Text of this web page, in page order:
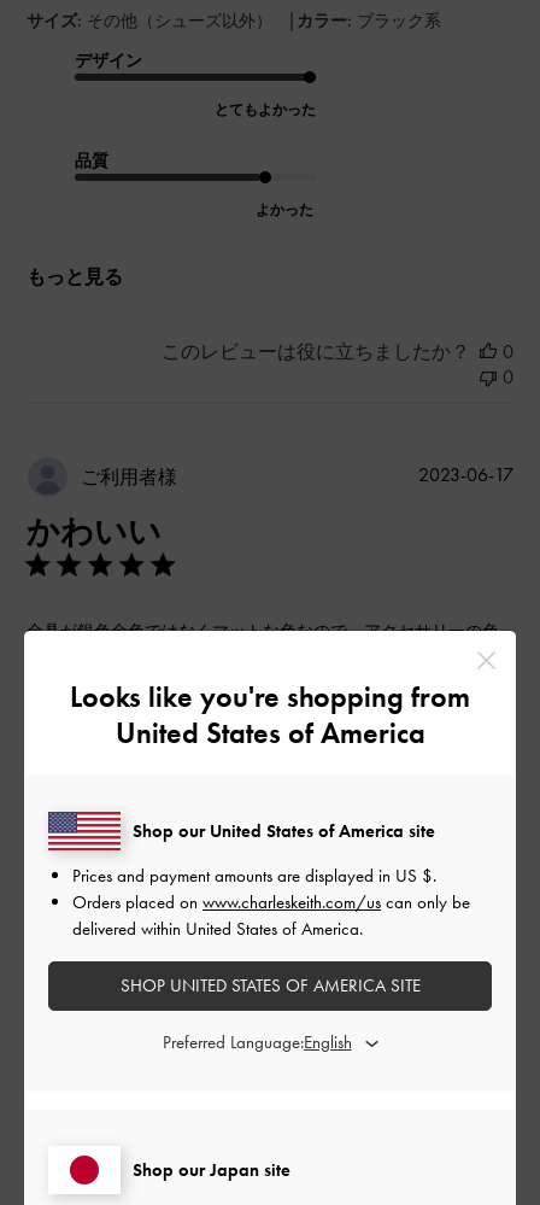
サイズ: その他（シューズ以外） | カラー: ブラック系
デザイン
とてもよかった
品質
よかった
もっと見る
このレビューは役に立ちましたか？
0
0
ご利用者様
かわいい
金具が銀色金色ではなくマットな色なので、アクセサリーの色
サイズ感は小さすぎず大きすぎず、財布携帯化粧品を鞄がパン
パンになることなく持ち歩けて、とても良いです。
ただ、蓋の金具が閉めにくいです。
デザイン
とてもよかった
品質
公
2023-06-17
Looks like you're shopping from
United States of America
Shop our Japan site
Shop our United States of America site
Prices and payment amounts are displayed in US $.
Orders placed on www.charleskeith.com/us can only be
delivered within United States of America.
SHOP UNITED STATES OF AMERICA SITE
Preferred Language: